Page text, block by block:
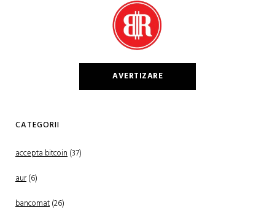
AVERTIZARE
CATEGORII
accepta bitcoin(37)
aur(6)
bancomat(26)